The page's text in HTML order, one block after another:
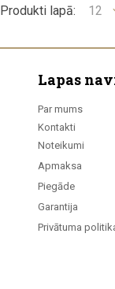
Produkti lapā: 12
Lapas
Par mums
Kontakti
Noteikumi
Apmaksa
Piegāde
Garantija
Privātuma